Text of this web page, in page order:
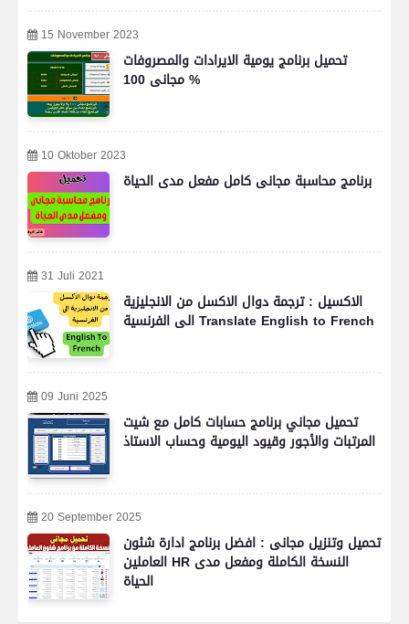
15 November 2023
تحميل برنامج يومية الايرادات والمصروفات
مجانى 100 %
10 Oktober 2023
برنامج محاسبة مجانى كامل مفعل مدى الحياة
31 Juli 2021
الاكسيل : ترجمة دوال الاكسل من الانجليزية
الى الفرنسية Translate English to French
09 Juni 2025
تحميل مجاني برنامج حسابات كامل مع شيت
المرتبات والأجور وقيود اليومية وحساب الاستاذ
20 September 2025
تحميل وتنزيل مجانى : افضل برنامج ادارة شئون
العاملين HR النسخة الكاملة ومفعل مدى
الحياة